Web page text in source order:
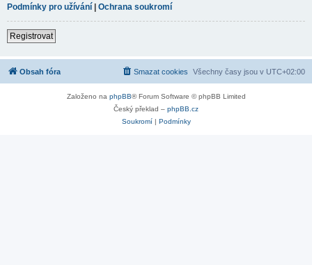
Podmínky pro užívání | Ochrana soukromí
Registrovat
Obsah fóra Všechny časy jsou v UTC+02:00
Smazat cookies
Založeno na phpBB® Forum Software © phpBB Limited
Český překlad – phpBB.cz
Soukromí| Podmínky